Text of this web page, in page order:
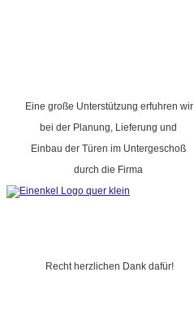
Eine große Unterstützung erfuhren wir
bei der Planung, Lieferung und
Einbau der Türen im Untergeschoß
durch die Firma
Recht herzlichen Dank dafür!